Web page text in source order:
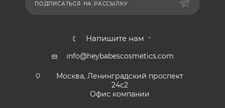
ПОДПИСАТЬСЯ НА РАССЫЛКУ
Напишите нам
info@heybabescosmetics.com
Москва, Ленинградский проспект
24с2
Офис компании